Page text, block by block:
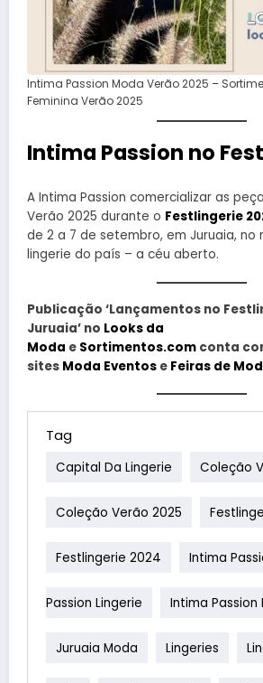
Intima Passion Moda Verão 2025 –
Feminina Verão 2025
Intima Passion no
A Intima Passion comercializar as
Verão 2025 durante o Festlingerie
de 2 a 7 de setembro, em Juruaia,
lingerie do país – a céu aberto.
Publicação ‘Lançamentos no
Juruaia’ no Looks da
Moda e Sortimentos.com conta
sites Moda Eventos e Feiras de
Tag
Capital Da Lingerie Coleção
Coleção Verão 2025
Festlingerie 2024 Intima
Passion Lingerie Intima
Juruaia Moda Lingeries